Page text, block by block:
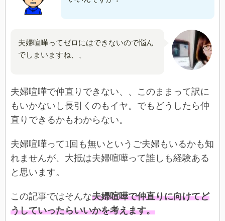
夫婦喧嘩ってゼロにはできないので悩ん
でしまいますね、、
夫婦喧嘩で仲直りできない、、このままって訳に
もいかないし長引くのもイヤ。でもどうしたら仲
直りできるかもわからない。
夫婦喧嘩って1回も無いというご夫婦もいるかも知
れませんが、大抵は夫婦喧嘩って誰しも経験ある
と思います。
この記事ではそんな夫婦喧嘩で仲直りに向けてど
うしていったらいいかを考えます。